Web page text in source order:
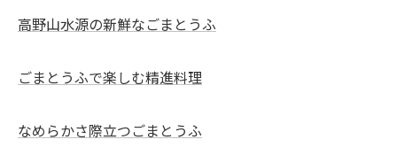
高野山水源の新鮮なごまとうふ
ごまとうふで楽しむ精進料理
なめらかさ際立つごまとうふ